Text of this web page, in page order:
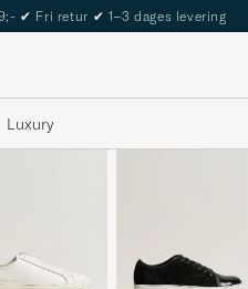
of Carl Passport
Luxury